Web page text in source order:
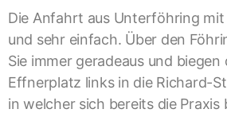
Die Anfahrt aus Unterföhring
und sehr einfach. Über den
Sie immer geradeaus und biegen
Effnerplatz links in die Richard-
in welcher sich bereits die